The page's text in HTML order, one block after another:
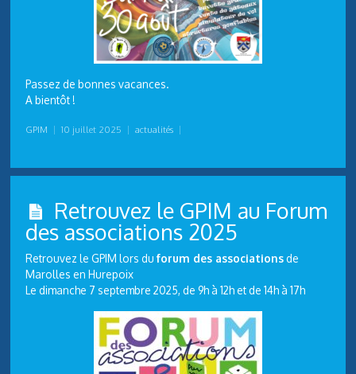
Passez de bonnes vacances.
A bientôt !
GPIM | 10 juillet 2025 | actualités |
Retrouvez le GPIM au Forum
des associations 2025
Retrouvez le GPIM lors duforum des associationsde
Marolles en Hurepoix
Le dimanche 7 septembre 2025, de 9h à 12h et de 14h à 17h